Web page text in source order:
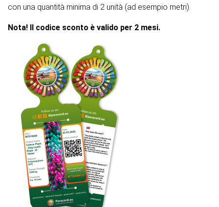
con una quantità minima di 2 unità (ad esempio metri).
Nota! Il codice sconto è valido per 2 mesi.